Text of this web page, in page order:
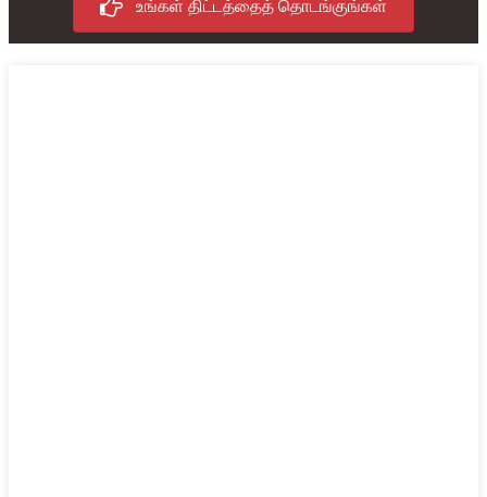
உங்கள் திட்டத்தைத் தொடங்குங்கள்